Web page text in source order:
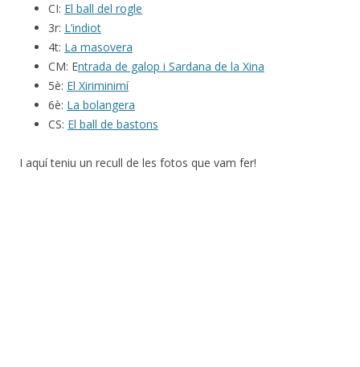
CI: El ball del rogle
3r: L’indiot
4t: La masovera
CM: Entrada de galop i Sardana de la Xina
5è: El Xiriminimí
6è: La bolangera
CS: El ball de bastons
I aquí teniu un recull de les fotos que vam fer!